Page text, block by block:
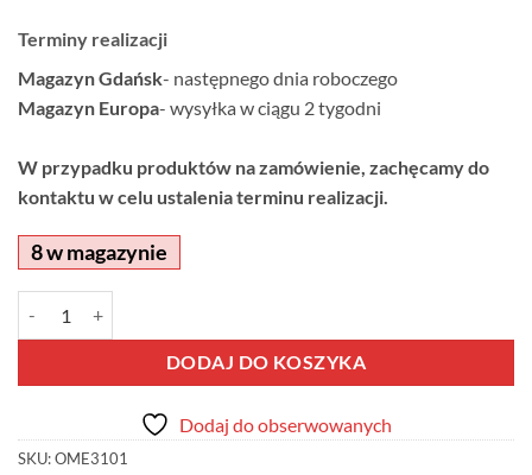
Terminy realizacji
Magazyn Gdańsk- następnego dnia roboczego
Magazyn Europa- wysyłka w ciągu 2 tygodni
W przypadku produktów na zamówienie, zachęcamy do
kontaktu w celu ustalenia terminu realizacji.
8 w magazynie
DODAJ DO KOSZYKA
Alternative:
Dodaj do obserwowanych
SKU:OME3101